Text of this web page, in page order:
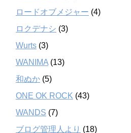
ロードオブメジャー (4)
ロクデナシ (3)
Wurts (3)
WANIMA (13)
和ぬか (5)
ONE OK ROCK (43)
WANDS (7)
ブログ管理人より (18)